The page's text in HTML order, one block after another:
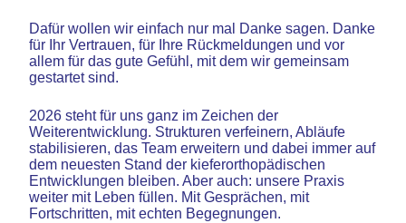
Dafür wollen wir einfach nur mal Danke sagen. Danke
für Ihr Vertrauen, für Ihre Rückmeldungen und vor
allem für das gute Gefühl, mit dem wir gemeinsam
gestartet sind.
2026 steht für uns ganz im Zeichen der
Weiterentwicklung. Strukturen verfeinern, Abläufe
stabilisieren, das Team erweitern und dabei immer auf
dem neuesten Stand der kieferorthopädischen
Entwicklungen bleiben. Aber auch: unsere Praxis
weiter mit Leben füllen. Mit Gesprächen, mit
Fortschritten, mit echten Begegnungen.